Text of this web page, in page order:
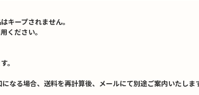
キープされません。
ください。
。
なる場合、送料を再計算後、メールにて別途ご案内いたしま